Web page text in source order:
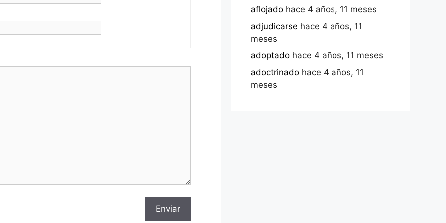
Enviar
aflojado hace 4 años, 11 meses
adjudicarse hace 4 años, 11
meses
adoptado hace 4 años, 11 meses
adoctrinado hace 4 años, 11
meses